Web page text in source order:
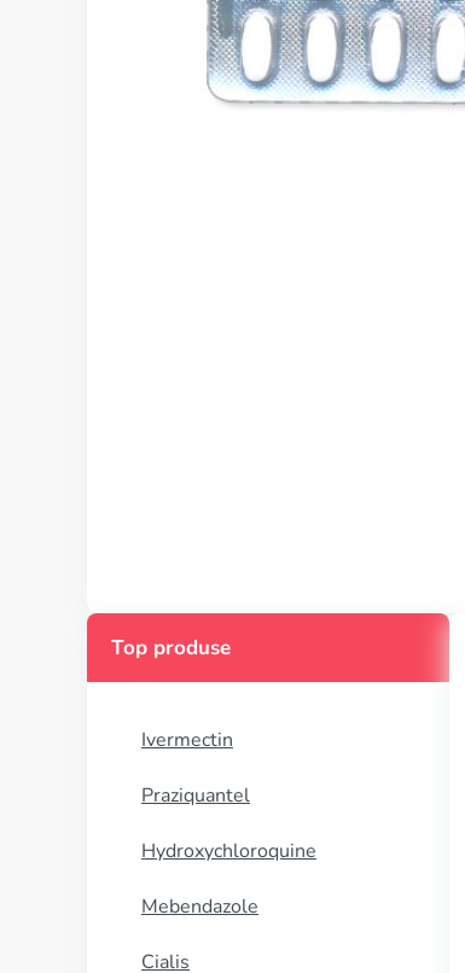
Top produse
Ivermectin
Praziquantel
Hydroxychloroquine
Mebendazole
Cialis